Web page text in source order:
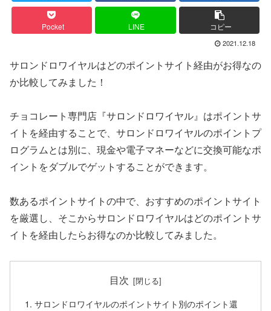
Pocket LINE コピー
2021.12.18
サロンドロワイヤルはどのポイントサイト経由がお得なの
か比較してみました！
チョコレート専門店『サロンドロワイヤル』はポイントサ
イトを経由することで、サロンドロワイヤルのポイントプ
ログラムとは別に、現金や電子マネーなどに交換可能なポ
イントをダブルでゲットすることができます。
数あるポイントサイトの中で、おすすめのポイントサイト
を厳選し、そこからサロンドロワイヤルはどのポイントサ
イトを経由したらお得なのか比較してみました。
目次
サロンドロワイヤルのポイントサイト別のポイント還